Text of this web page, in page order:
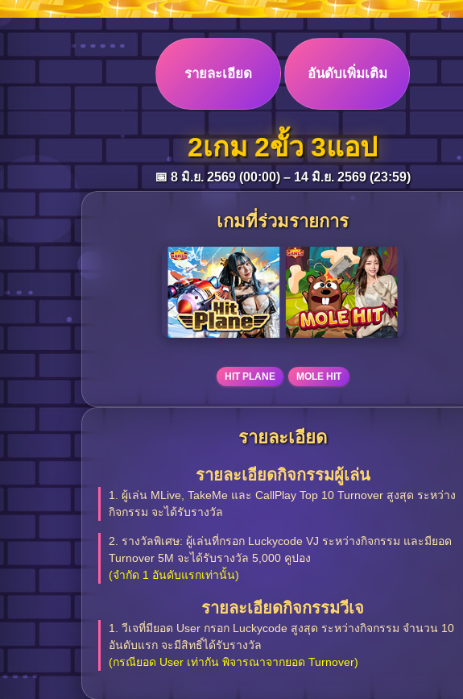
รายละเอียด อันดับเพิ่มเติม
2เกม 2ขั้ว 3แอป
📅 8 มิ.ย. 2569 (00:00) – 14 มิ.ย. 2569 (23:59)
เกมที่ร่วมรายการ
HIT PLANE MOLE HIT
รายละเอียด
รายละเอียดกิจกรรมผู้เล่น
1. ผู้เล่น MLive, TakeMe และ CallPlay Top 10 Turnover สูงสุด ระหว่าง
กิจกรรม จะได้รับรางวัล
2. รางวัลพิเศษ: ผู้เล่นที่กรอก Luckycode VJ ระหว่างกิจกรรม และมียอด
Turnover 5M จะได้รับรางวัล 5,000 คูปอง
(จำกัด 1 อันดับแรกเท่านั้น)
รายละเอียดกิจกรรมวีเจ
1. วีเจที่มียอด User กรอก Luckycode สูงสุด ระหว่างกิจกรรม จำนวน 10
อันดับแรก จะมีสิทธิ์ได้รับรางวัล
(กรณียอด User เท่ากัน พิจารณาจากยอด Turnover)